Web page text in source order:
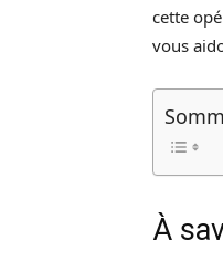
cette
vous
À